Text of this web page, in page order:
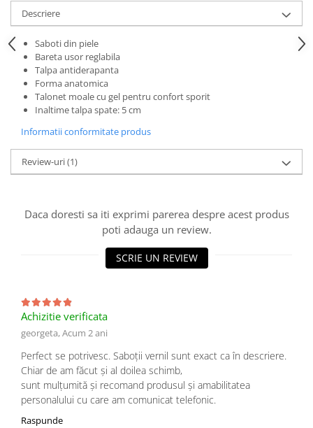
Descriere
Saboti din piele
Bareta usor reglabila
Talpa antiderapanta
Forma anatomica
Talonet moale cu gel pentru confort sporit
Inaltime talpa spate: 5 cm
Informatii conformitate produs
Review-uri(1)
Daca doresti sa iti exprimi parerea despre acest produs
poti adauga un review.
SCRIE UN REVIEW
Achizitie verificata
georgeta,Acum 2 ani
Perfect se potrivesc. Saboții vernil sunt exact ca în descriere.
Chiar de am făcut și al doilea schimb,
sunt mulțumită și recomand produsul și amabilitatea
personalului cu care am comunicat telefonic.
Raspunde